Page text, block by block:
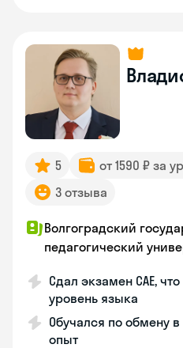
5 от 1590 ₽ за
3 отзыва
Волгоградский
педагогический
Сдал экзамен CAE,
уровень языка
Обучался по обмену в
опыт